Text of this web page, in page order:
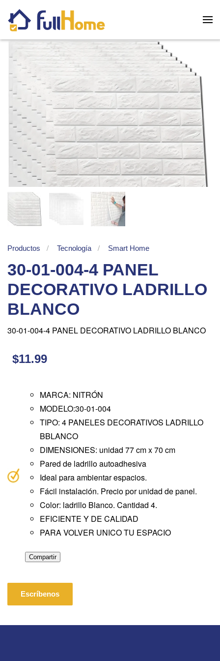
Skip to main content
Productos Tecnología Smart Home
30-01-004-4 PANEL
DECORATIVO LADRILLO
BLANCO
30-01-004-4 PANEL DECORATIVO LADRILLO BLANCO
$11.99
MARCA: NITRÓN
MODELO:30-01-004
TIPO: 4 PANELES DECORATIVOS LADRILLO
BBLANCO
DIMENSIONES: unidad 77 cm x 70 cm
Pared de ladrillo autoadhesiva
Ideal para ambientar espacios.
Fácil instalación. Precio por unidad de panel.
Color: ladrillo Blanco. Cantidad 4.
EFICIENTE Y DE CALIDAD
PARA VOLVER UNICO TU ESPACIO
Compartir
Escríbenos